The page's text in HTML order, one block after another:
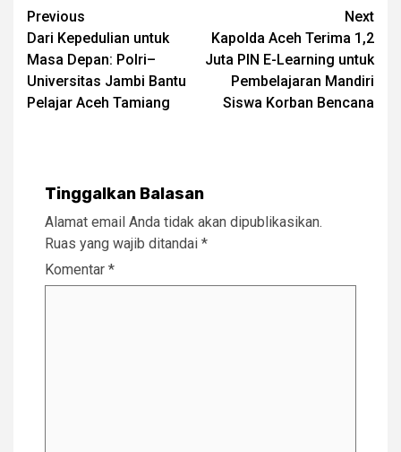
Post
navigation
Previous
Dari Kepedulian untuk
Masa Depan: Polri–
Universitas Jambi Bantu
Pelajar Aceh Tamiang
Next
Kapolda Aceh Terima 1,2
Juta PIN E-Learning untuk
Pembelajaran Mandiri
Siswa Korban Bencana
Tinggalkan Balasan
Alamat email Anda tidak akan dipublikasikan.
Ruas yang wajib ditandai *
Komentar *